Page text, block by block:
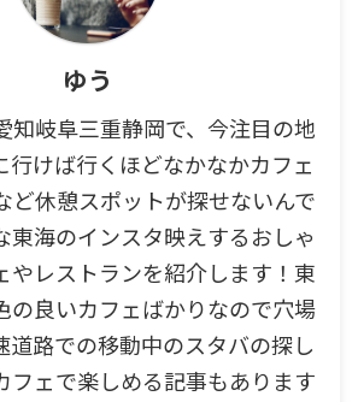
ゆう
知岐阜三重静岡で、今注目の地
行けば行くほどなかなかカフェ
ど休憩スポットが探せないんで
東海のインスタ映えするおしゃ
やレストランを紹介します！東
の良いカフェばかりなので穴場
道路での移動中のスタバの探し
フェで楽しめる記事もあります